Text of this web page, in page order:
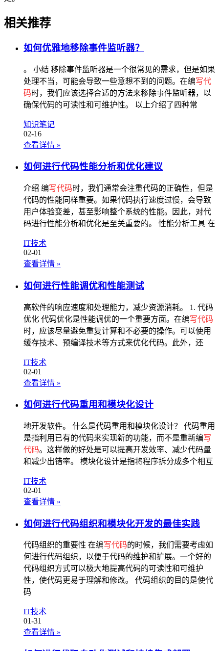
相关推荐
如何优雅地移除事件监听器？
。 小结 移除事件监听器是一个很常见的需求，但是如果
处理不当，可能会导致一些意想不到的问题。在编写代
码时，我们应该选择合适的方法来移除事件监听器，以
确保代码的可读性和可维护性。 以上介绍了四种常
知识笔记
02-16
查看详情 »
如何进行代码性能分析和优化建议
介绍 编写代码时，我们通常会注重代码的正确性，但是
代码的性能同样重要。如果代码执行速度过慢，会导致
用户体验变差，甚至影响整个系统的性能。因此，对代
码进行性能分析和优化是至关重要的。 性能分析工具 在
IT技术
02-01
查看详情 »
如何进行性能调优和性能测试
高软件的响应速度和处理能力，减少资源消耗。 1. 代码
优化 代码优化是性能调优的一个重要方面。在编写代码
时，应该尽量避免重复计算和不必要的操作。可以使用
缓存技术、预编译技术等方式来优化代码。此外，还
IT技术
02-01
查看详情 »
如何进行代码重用和模块化设计
地开发软件。 什么是代码重用和模块化设计？ 代码重用
是指利用已有的代码来实现新的功能，而不是重新编写
代码。这样做的好处是可以提高开发效率、减少代码量
和减少出错率。 模块化设计是指将程序拆分成多个相互
IT技术
02-01
查看详情 »
如何进行代码组织和模块化开发的最佳实践
代码组织的重要性 在编写代码的时候，我们需要考虑如
何进行代码组织，以便于代码的维护和扩展。一个好的
代码组织方式可以极大地提高代码的可读性和可维护
性，使代码更易于理解和修改。 代码组织的目的是使代
码
IT技术
01-31
查看详情 »